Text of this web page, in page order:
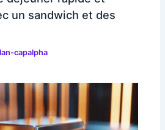
un sandwich et des
capalpha